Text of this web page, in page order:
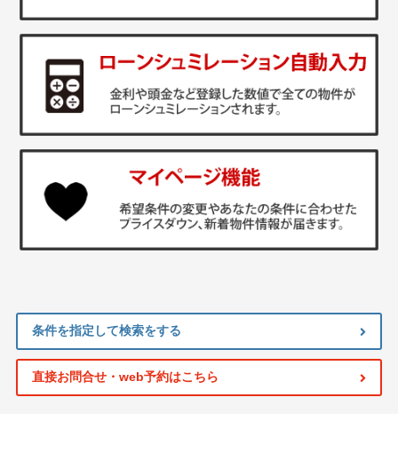
条件を指定して検索をする
直接お問合せ・web予約はこちら